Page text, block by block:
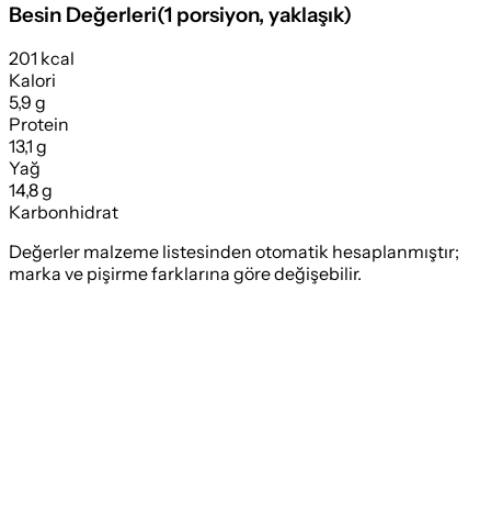
Besin Değerleri(1 porsiyon, yaklaşık)
201 kcal
Kalori
5,9 g
Protein
13,1 g
Yağ
14,8 g
Karbonhidrat
Değerler malzeme listesinden otomatik hesaplanmıştır;
marka ve pişirme farklarına göre değişebilir.